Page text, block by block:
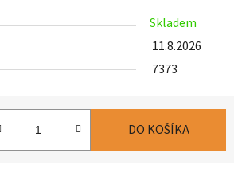
Skladem
11.8.2026
7373
DO KOŠÍKA